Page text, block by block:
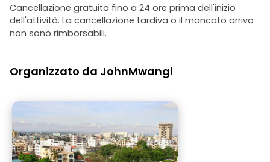
Cancellazione gratuita fino a 24 ore prima dell'inizio
dell'attività. La cancellazione tardiva o il mancato arrivo
non sono rimborsabili.
Organizzato da JohnMwangi